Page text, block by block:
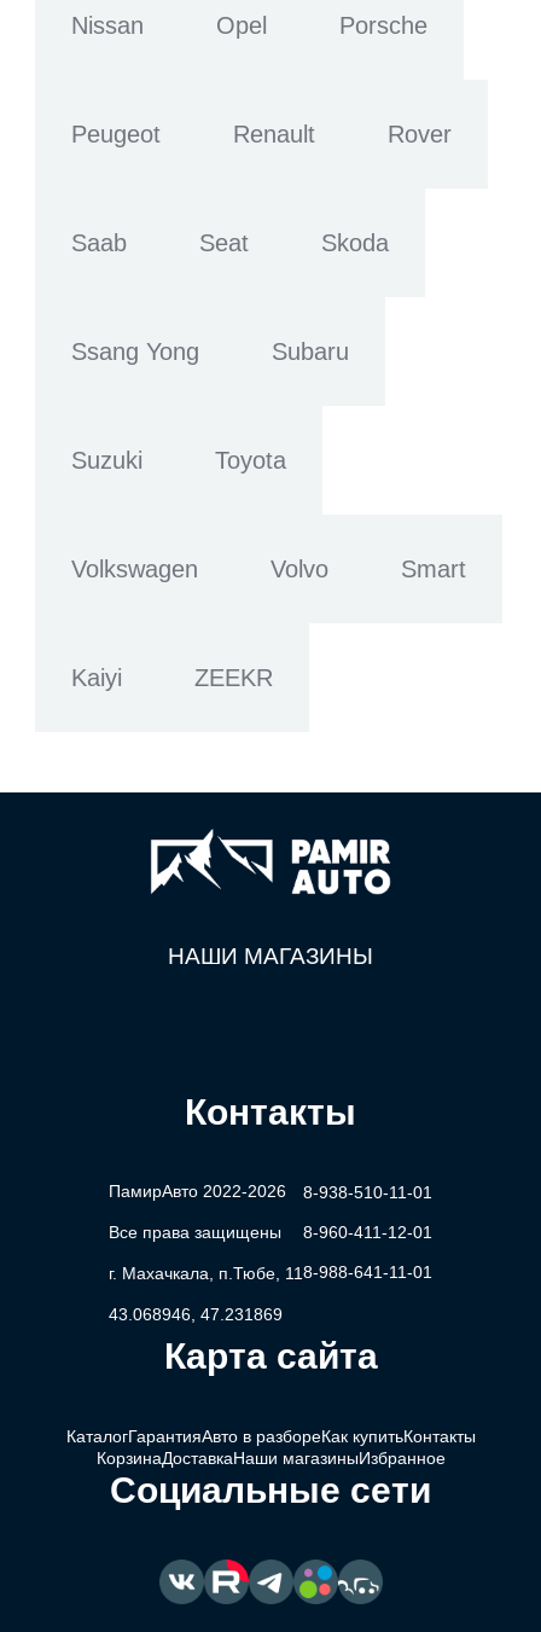
Nissan Opel Porsche
Peugeot Renault Rover
Saab Seat Skoda
Ssang Yong Subaru
Suzuki Toyota
Volkswagen Volvo Smart
Kaiyi ZEEKR
НАШИ МАГАЗИНЫ
Контакты
ПамирАвто 2022-2026
Все права защищены
г. Махачкала, п.Тюбе, 11
43.068946, 47.231869
8-938-510-11-01
8-960-411-12-01
8-988-641-11-01
Карта сайта
КаталогГарантияАвто в разбореКак купитьКонтакты
КорзинаДоставкаНаши магазиныИзбранное
Социальные сети